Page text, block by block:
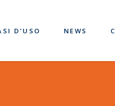
D’USO NEWS